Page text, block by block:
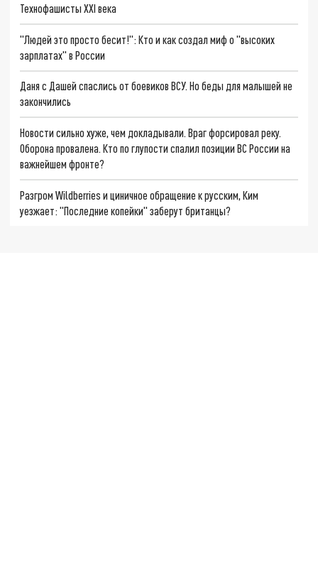
Технофашисты XXI века
"Людей это просто бесит!": Кто и как создал миф о "высоких
зарплатах" в России
Даня с Дашей спаслись от боевиков ВСУ. Но беды для малышей не
закончились
Новости сильно хуже, чем докладывали. Враг форсировал реку.
Оборона провалена. Кто по глупости спалил позиции ВС России на
важнейшем фронте?
Разгром Wildberries и циничное обращение к русским, Ким
уезжает: "Последние копейки" заберут британцы?